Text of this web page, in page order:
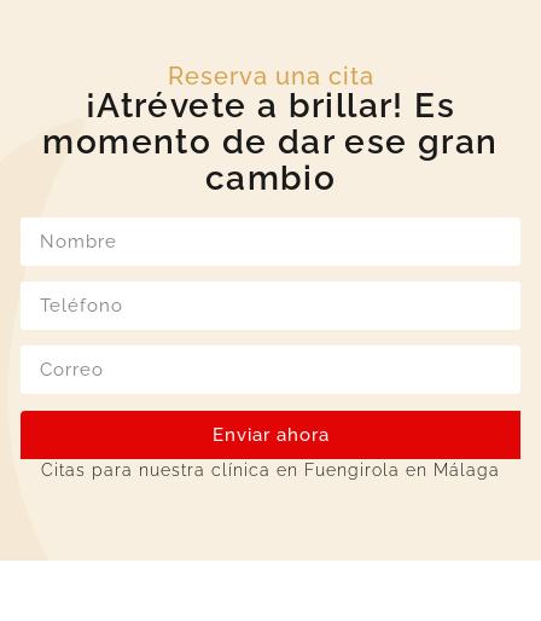
Reserva una cita
¡Atrévete a brillar! Es
momento de dar ese gran
cambio
Enviar ahora
Citas para nuestra clínica en Fuengirola en Málaga